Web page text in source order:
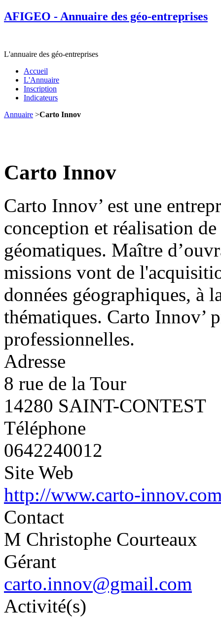
AFIGEO - Annuaire des géo-entreprises
L'annuaire des géo-entreprises
Accueil
L'Annuaire
Inscription
Indicateurs
Annuaire >Carto Innov
Carto Innov
Carto Innov’ est une
conception et réalisation
géomatiques. Maître
missions vont de
données géographiques, à
thématiques. Carto Innov’
professionnelles.
Adresse
8 rue de la Tour
14280 SAINT-CONTEST
Téléphone
0642240012
Site Web
http://www.carto-
Contact
M Christophe Courteaux
Gérant
carto.innov@gmail.com
Activité(s)